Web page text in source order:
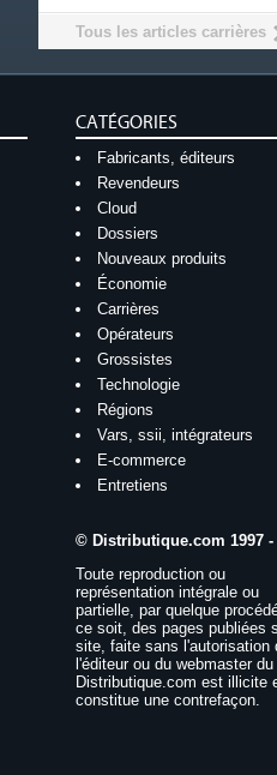
Tous les articles carrières
CATÉGORIES
Fabricants, éditeurs
Revendeurs
Cloud
Dossiers
Nouveaux produits
Économie
Carrières
Opérateurs
Grossistes
Technologie
Régions
Vars, ssii, intégrateurs
E-commerce
Entretiens
© Distributique.com 1997 -
Toute reproduction ou
représentation intégrale ou
partielle, par quelque
ce soit, des pages publiées
site, faite sans l'autorisation
l'éditeur ou du webmaster
Distributique.com est illicite
constitue une contrefaçon.